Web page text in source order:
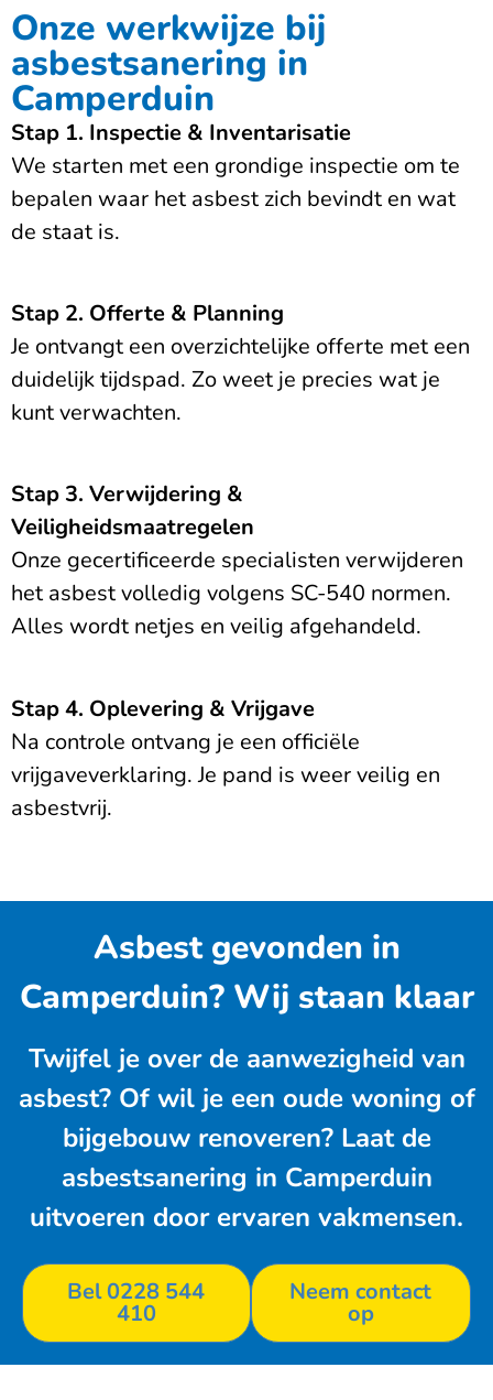
Onze werkwijze bij
asbestsanering in
Camperduin
Stap 1. Inspectie & Inventarisatie
We starten met een grondige inspectie om te
bepalen waar het asbest zich bevindt en wat
de staat is.
Stap 2. Offerte & Planning
Je ontvangt een overzichtelijke offerte met een
duidelijk tijdspad. Zo weet je precies wat je
kunt verwachten.
Stap 3. Verwijdering &
Veiligheidsmaatregelen
Onze gecertificeerde specialisten verwijderen
het asbest volledig volgens SC-540 normen.
Alles wordt netjes en veilig afgehandeld.
Stap 4. Oplevering & Vrijgave
Na controle ontvang je een officiële
vrijgaveverklaring. Je pand is weer veilig en
asbestvrij.
Asbest gevonden in
Camperduin? Wij staan klaar
Twijfel je over de aanwezigheid van
asbest? Of wil je een oude woning of
bijgebouw renoveren? Laat de
asbestsanering in Camperduin
uitvoeren door ervaren vakmensen.
Bel 0228 544
410
Neem contact
op